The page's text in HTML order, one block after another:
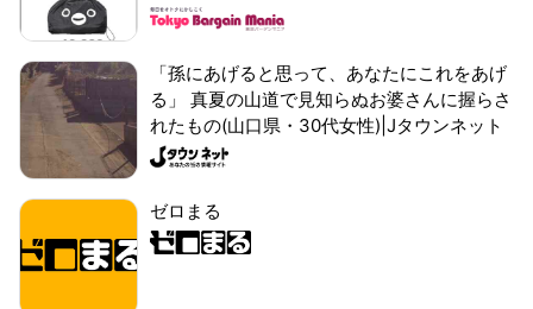
「孫にあげると思って、あなたにこれをあげ
る」 真夏の山道で見知らぬお婆さんに握らさ
れたもの(山口県・30代女性)|Jタウンネット
ゼロまる